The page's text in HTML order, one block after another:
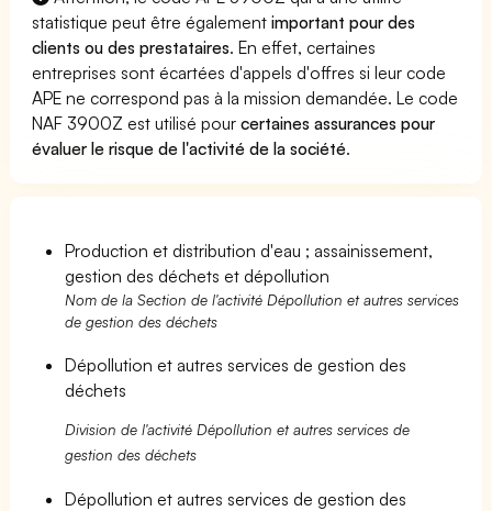
statistique peut être égalementimportant pour des
clients ou des prestataires. En effet, certaines
entreprises sont écartées d'appels d'offres si leur code
APE ne correspond pas à la mission demandée. Le code
NAF 3900Z est utilisé pourcertaines assurances pour
évaluer le risque de l'activité de la société.
Production et distribution d'eau ; assainissement,
gestion des déchets et dépollution
Nom de la Section de l'activité Dépollution et autres services
de gestion des déchets
Dépollution et autres services de gestion des
déchets
Division de l'activité Dépollution et autres services de
gestion des déchets
Dépollution et autres services de gestion des